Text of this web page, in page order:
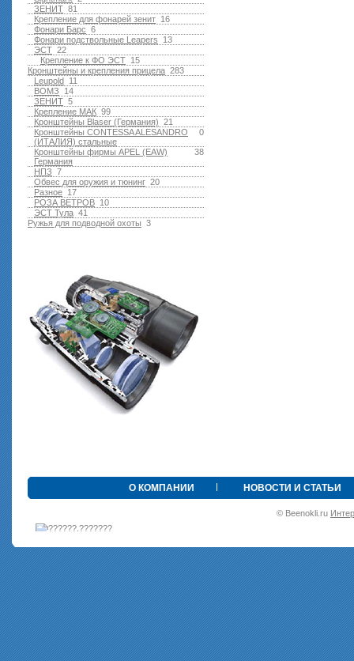
81
ЗЕНИТ
16
Крепление для фонарей зенит
6
Фонари Барс
13
Фонари подствольные Leapers
22
ЭСТ
15
Крепление к ФО ЭСТ
283
Кронштейны и крепления прицела
11
Leupold
14
ВОМЗ
5
ЗЕНИТ
99
Крепление МАК
21
Кронштейны Blaser (Германия)
0
Кронштейны CONTESSA ALESANDRO
(ИТАЛИЯ) стальные
38
Кронштейны фирмы APEL (EAW)
Германия
7
НПЗ
20
Обвес для оружия и тюнинг
17
Разное
10
РОЗА ВЕТРОВ
41
ЭСТ Тула
3
Ружья для подводной оxоты
О КОМПАНИИ НОВОСТИ И СТАТЬИ
© Beenokli.ru
•